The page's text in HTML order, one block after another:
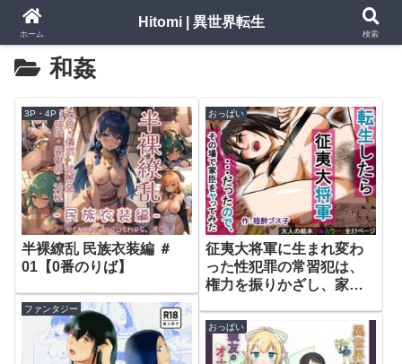
和姦
3P・4P
半裸繚乱 民族衣装編 ＃
01【0番のりば】
おっぱい
征夷大将軍に生まれ変わ
った性犯罪の常習犯は、
権力を振りかざし、家臣
レ×プした。【程酔ブス
子】
ファンタジー
おっぱい
ホーム
Hitomi | 異世界転生
検索